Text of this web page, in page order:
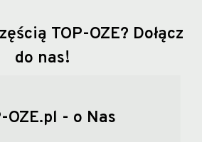
TOP-OZE? Dołącz
do nas!
OZE.pl - o Nas